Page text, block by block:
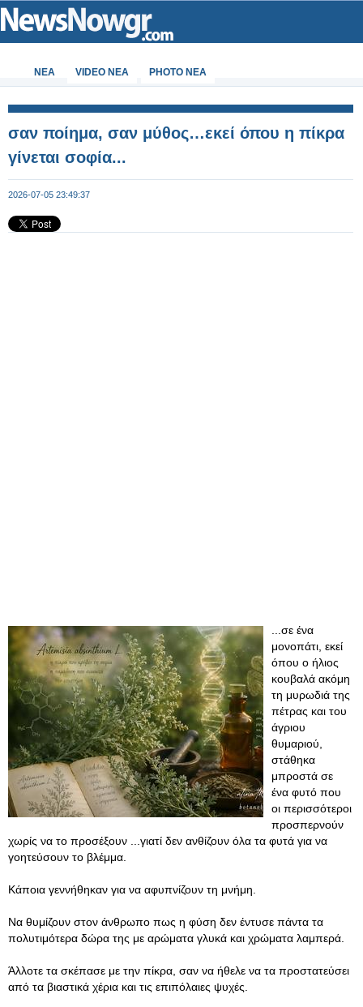
ΝΕΑ VIDEO NEA PHOTO NEA
σαν ποίημα, σαν μύθος…εκεί όπου η πίκρα
γίνεται σοφία...
2026-07-05 23:49:37
...σε ένα
μονοπάτι, εκεί
όπου ο ήλιος
κουβαλά ακόμη
τη μυρωδιά της
πέτρας και του
άγριου
θυμαριού,
στάθηκα
μπροστά σε
ένα φυτό που
οι περισσότεροι
προσπερνούν
χωρίς να το προσέξουν ...γιατί δεν ανθίζουν όλα τα φυτά για να
γοητεύσουν το βλέμμα.
Κάποια γεννήθηκαν για να αφυπνίζουν τη μνήμη.
Να θυμίζουν στον άνθρωπο πως η φύση δεν έντυσε πάντα τα
πολυτιμότερα δώρα της με αρώματα γλυκά και χρώματα λαμπερά.
Άλλοτε τα σκέπασε με την πίκρα, σαν να ήθελε να τα προστατεύσει
από τα βιαστικά χέρια και τις επιπόλαιες ψυχές.